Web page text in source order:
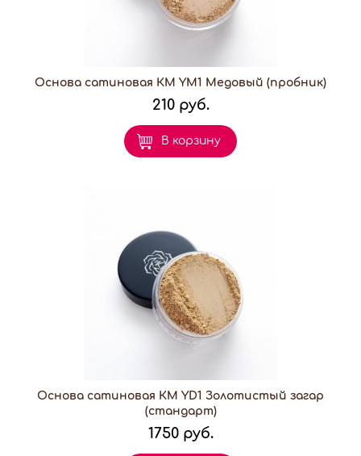
Основа сатиновая КМ YM1 Медовый (пробник)
210 руб.
В корзину
Основа сатиновая КМ YD1 Золотистый загар
(стандарт)
1750 руб.